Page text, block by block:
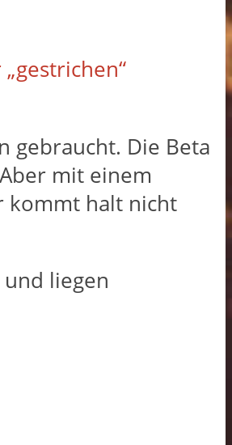
gebraucht. Die Beta
mit einem
kommt halt nicht
liegen